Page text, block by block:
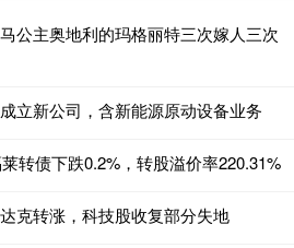
公主奥地利的玛格丽特三次嫁人三次
立新公司，含新能源原动设备业务
转债下跌0.2%，转股溢价率220.31%
克转涨，科技股收复部分失地